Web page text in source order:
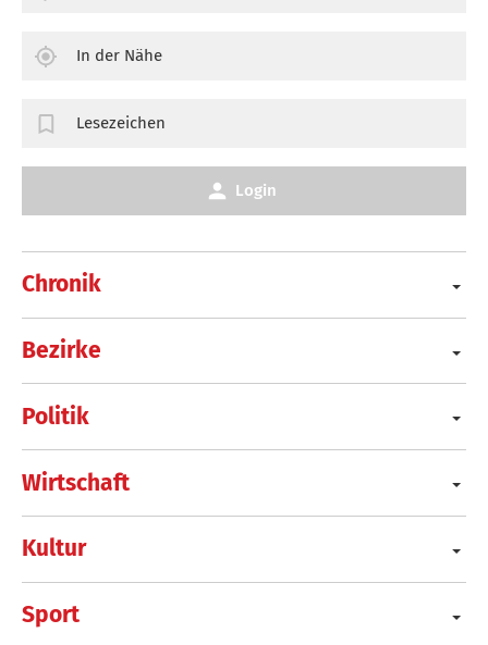
Chronik
Bezirke
Politik
Wirtschaft
Kultur
Sport
In der Nähe
Lesezeichen
Login